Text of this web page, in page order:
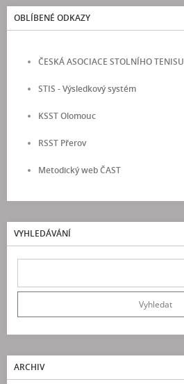
OBLÍBENÉ ODKAZY
ČESKÁ ASOCIACE STOLNÍHO TENISU
STIS - Výsledkový systém
KSST Olomouc
RSST Přerov
Metodický web ČAST
VYHLEDÁVÁNÍ
ARCHIV